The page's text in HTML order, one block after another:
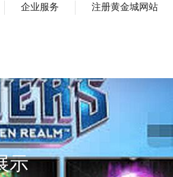
企业服务 注册黄金城网站
示